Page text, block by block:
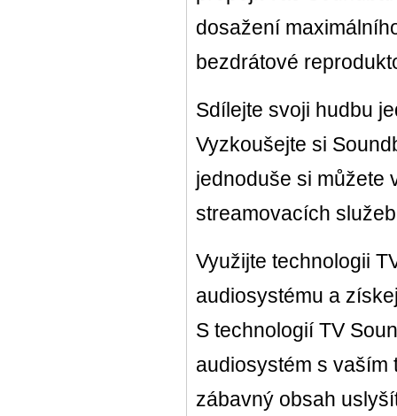
dosažení
bezdrátové
Sdílejte svoji hudbu
Vyzkoušejte si
jednoduše si můžete
streamovacích
Využijte technologii
audiosystému a
S technologií TV
audiosystém s vaším
zábavný obsah